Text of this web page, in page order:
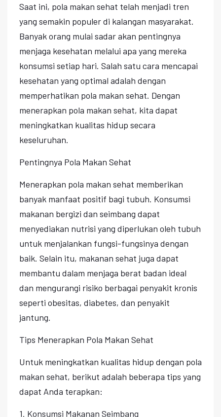
Saat ini, pola makan sehat telah menjadi tren
yang semakin populer di kalangan masyarakat.
Banyak orang mulai sadar akan pentingnya
menjaga kesehatan melalui apa yang mereka
konsumsi setiap hari. Salah satu cara mencapai
kesehatan yang optimal adalah dengan
memperhatikan pola makan sehat. Dengan
menerapkan pola makan sehat, kita dapat
meningkatkan kualitas hidup secara
keseluruhan.
Pentingnya Pola Makan Sehat
Menerapkan pola makan sehat memberikan
banyak manfaat positif bagi tubuh. Konsumsi
makanan bergizi dan seimbang dapat
menyediakan nutrisi yang diperlukan oleh tubuh
untuk menjalankan fungsi-fungsinya dengan
baik. Selain itu, makanan sehat juga dapat
membantu dalam menjaga berat badan ideal
dan mengurangi risiko berbagai penyakit kronis
seperti obesitas, diabetes, dan penyakit
jantung.
Tips Menerapkan Pola Makan Sehat
Untuk meningkatkan kualitas hidup dengan pola
makan sehat, berikut adalah beberapa tips yang
dapat Anda terapkan:
1. Konsumsi Makanan Seimbang